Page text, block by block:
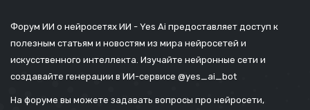
Форум ИИ о нейросетях ИИ - Yes Ai предоставляет доступ к
полезным статьям и новостям из мира нейросетей и
искусственного интеллекта. Изучайте нейронные сети и
создавайте генерации в ИИ-сервисе @yes_ai_bot
На форуме вы можете задавать вопросы про нейросети,